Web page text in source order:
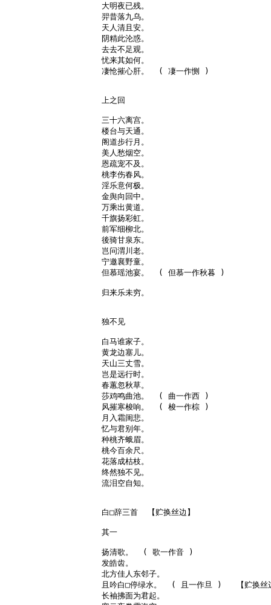
大明夜已残。
羿昔落九乌。
天人清且安。
阴精此沦惑。
去去不足观。
忧来其如何。
凄怆摧心肝。  ( 凄一作恻 )
上之回
三十六离宫。
楼台与天通。
阁道步行月。
美人愁烟空。
恩疏宠不及。
桃李伤春风。
淫乐意何极。
金舆向回中。
万乘出黄道。
千旗扬彩虹。
前军细柳北。
後骑甘泉东。
岂问渭川老。
宁邀襄野童。
但慕瑶池宴。  ( 但慕一作秋暮 )
归来乐未穷。
独不见
白马谁家子。
黄龙边塞儿。
天山三丈雪。
岂是远行时。
春蕙忽秋草。
莎鸡鸣曲池。  ( 曲一作西 )
风摧寒梭响。  ( 梭一作棕 )
月入霜闺悲。
忆与君别年。
种桃齐蛾眉。
桃今百余尺。
花落成枯枝。
终然独不见。
流泪空自知。
白□辞三首  【贮换丝边】
其一
扬清歌。  ( 歌一作音 )
发皓齿。
北方佳人东邻子。
且吟白□停绿水。  ( 且一作旦 )   【贮换丝
长袖拂面为君起。